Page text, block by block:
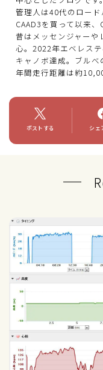
管理人は40代のロー
CAAD3を買って以来
昔はメッセンジャーや
心。2022年エベレス
キャノボ達成。ブルべ
年間走行距離は約
ポストする シェ